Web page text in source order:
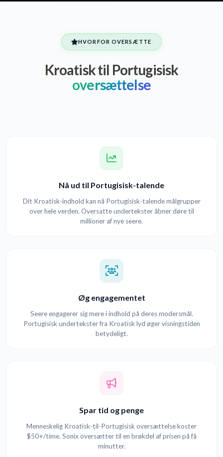
HVORFOR OVERSÆTTE
Kroatisk til Portugisisk
oversættelse
Nå ud til Portugisisk-talende
Dit Kroatisk-indhold kan nå Portugisisk-talende målgrupper
over hele verden. Oversatte undertekster åbner døre til
millioner af nye seere.
Øg engagementet
Seere engagerer sig mere i indhold på deres modersmål.
Portugisisk undertekster fra Kroatisk lyd øger visningstiden
betydeligt.
Spar tid og penge
Menneskelig Kroatisk-til-Portugisisk oversættelse koster
$50+/time. Sonix oversætter til en brøkdel af prisen på få
minutter.